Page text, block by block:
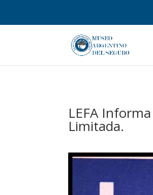
LEFA
Limitada.